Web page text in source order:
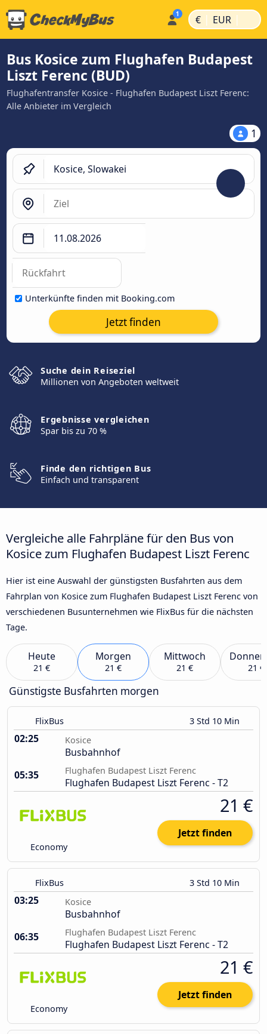
€ | EUR |
Bus Kosice zum Flughafen Budapest
Liszt Ferenc (BUD)
Flughafentransfer Kosice - Flughafen Budapest Liszt Ferenc:
Alle Anbieter im Vergleich
1
Unterkünfte finden mit Booking.com
Jetzt finden
Suche dein Reiseziel
Millionen von Angeboten weltweit
Ergebnisse vergleichen
Spar bis zu 70 %
Finde den richtigen Bus
Einfach und transparent
Vergleiche alle Fahrpläne für den Bus von
Kosice zum Flughafen Budapest Liszt Ferenc
Hier ist eine Auswahl der günstigsten Busfahrten aus dem
Fahrplan von Kosice zum Flughafen Budapest Liszt Ferenc von
verschiedenen Busunternehmen wie FlixBus für die nächsten
Tage.
Heute
21 €
Morgen
21 €
Mittwoch
21 € 21 €
Günstigste Busfahrten morgen
FlixBus 3 Std 10 Min
02:25 Kosice
Busbahnhof
05:35
Flughafen Budapest Liszt Ferenc
Flughafen Budapest Liszt Ferenc - T2
Economy
21 €
Jetzt finden
FlixBus 3 Std 10 Min
03:25 Kosice
Busbahnhof
06:35
Flughafen Budapest Liszt Ferenc
Flughafen Budapest Liszt Ferenc - T2
Economy
21 €
Jetzt finden